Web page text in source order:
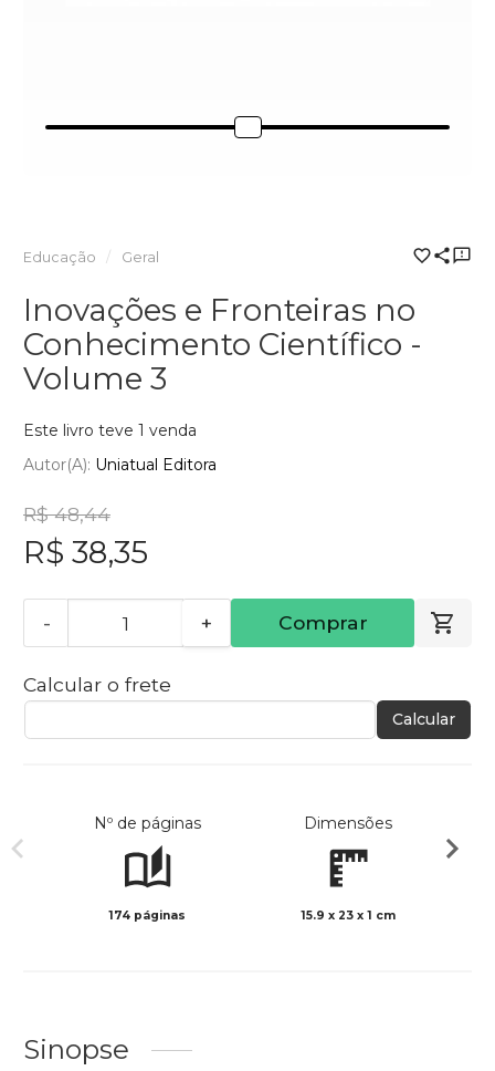
Educação Geral
Inovações e Fronteiras no
Conhecimento Científico -
Volume 3
Este livro teve 1 venda
Autor(a): Uniatual Editora
R$ 48,44
R$ 38,35
- + Comprar
Calcular o frete
Calcular
Nº de páginas
174 páginas
Dimensões
15.9 x 23 x 1 cm
Sinopse